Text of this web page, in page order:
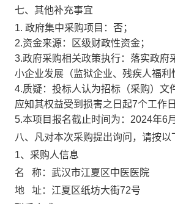
七、其他补充事宜
1. 政府集中采购项目：否；
2.资金来源：区级财政性资金；
3.政府采购相关政策执行：落实政府
小企业发展（监狱企业、残疾人福
4.质疑：投标人认为招标（采购）文
应知其权益受到损害之日起7个工作
5.本项目报名截止时间为：2024年6
八、凡对本次采购提出询问，请按以
1、采购人信息
名 称： 武汉市江夏区中医医院
地 址： 江夏区纸坊大街72号